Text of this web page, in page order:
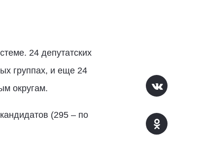
24 депутатских
группах, и еще 24
округам.
(295 – по